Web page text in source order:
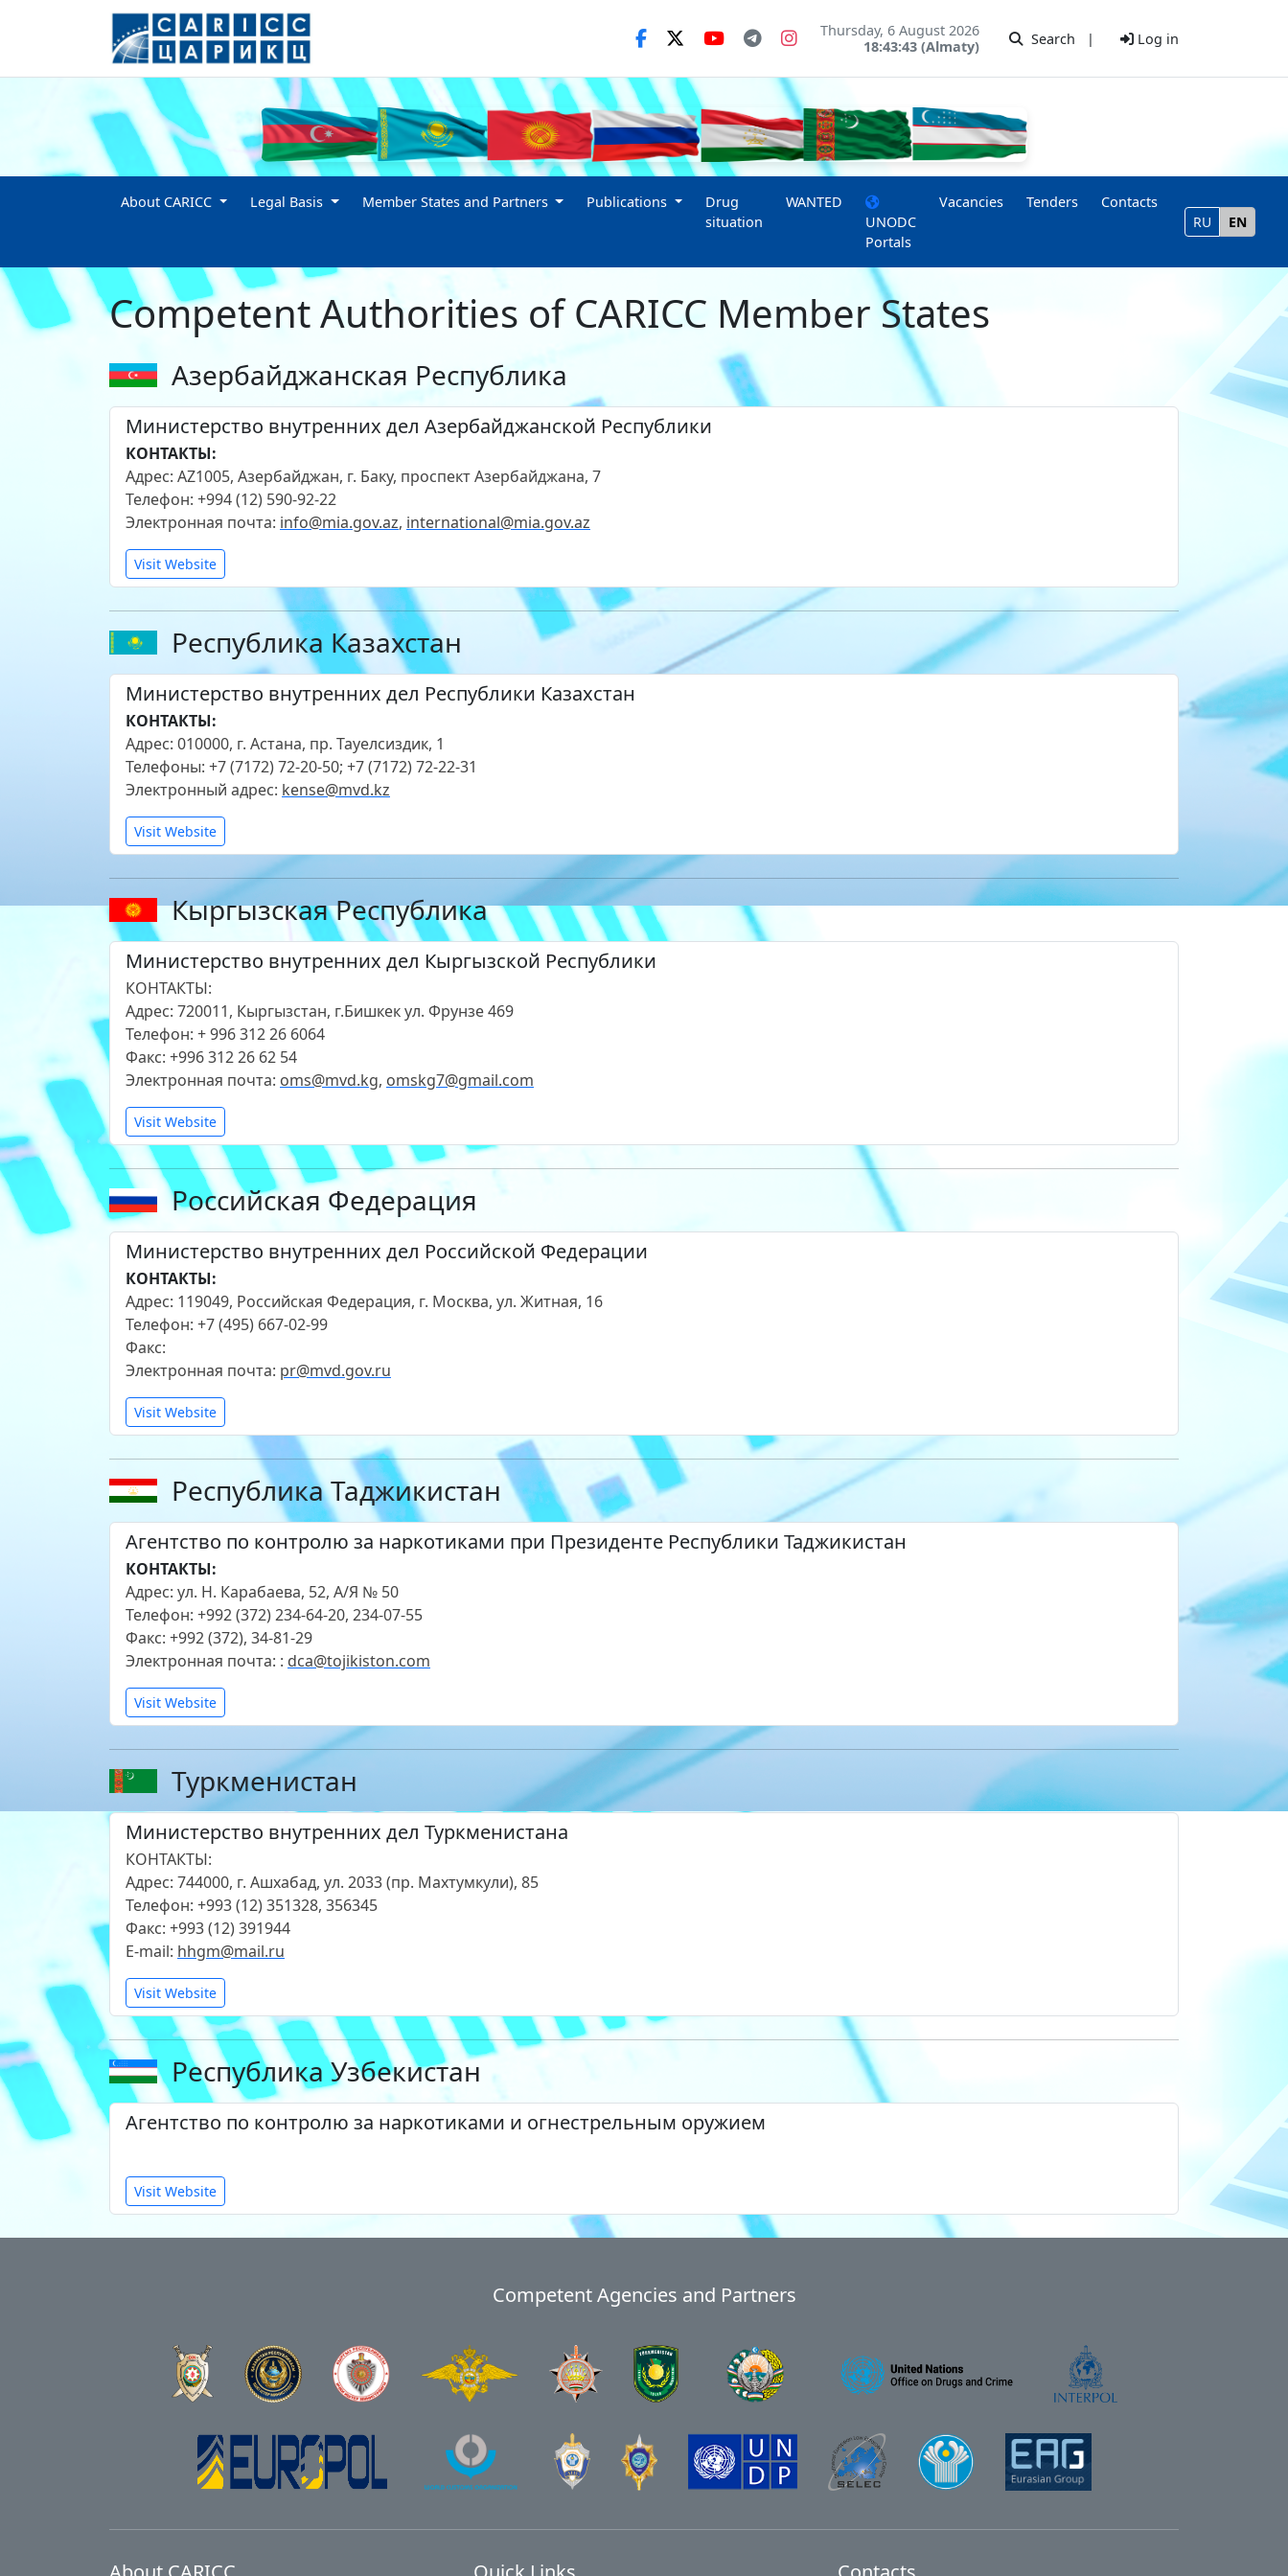
Thursday, 6 August 2026
18:43:43 (Almaty)
Search | Log in
About CARICC Legal Basis Member States and Partners Publications
Drug
situation
WANTED
UNODC
Portals
Vacancies Tenders
Contacts
RU
EN
Competent Authorities of CARICC Member States
Азербайджанская Республика
Министерство внутренних дел Азербайджанской Республики
КОНТАКТЫ:
Адрес: AZ1005, Азербайджан, г. Баку, проспект Азербайджана, 7
Телефон: +994 (12) 590-92-22
Электронная почта: info@mia.gov.az, international@mia.gov.az
Visit Website
Республика Казахстан
Министерство внутренних дел Республики Казахстан
КОНТАКТЫ:
Адрес: 010000, г. Астана, пр. Тауелсиздик, 1
Телефоны: +7 (7172) 72-20-50; +7 (7172) 72-22-31
Электронный адрес: kense@mvd.kz
Visit Website
Кыргызская Республика
Министерство внутренних дел Кыргызской Республики
КОНТАКТЫ:
Адрес: 720011, Кыргызстан, г.Бишкек ул. Фрунзе 469
Телефон: + 996 312 26 6064
Факс: +996 312 26 62 54
Электронная почта: oms@mvd.kg, omskg7@gmail.com
Visit Website
Российская Федерация
Министерство внутренних дел Российской Федерации
КОНТАКТЫ:
Адрес: 119049, Российская Федерация, г. Москва, ул. Житная, 16
Телефон: +7 (495) 667-02-99
Факс:
Электронная почта: pr@mvd.gov.ru
Visit Website
Республика Таджикистан
Агентство по контролю за наркотиками при Президенте Республики Таджикистан
КОНТАКТЫ:
Адрес: ул. Н. Карабаева, 52, А/Я № 50
Телефон: +992 (372) 234-64-20, 234-07-55
Факс: +992 (372), 34-81-29
Электронная почта: : dca@tojikiston.com
Visit Website
Туркменистан
Министерство внутренних дел Туркменистана
КОНТАКТЫ:
Адрес: 744000, г. Ашхабад, ул. 2033 (пр. Махтумкули), 85
Телефон: +993 (12) 351328, 356345
Факс: +993 (12) 391944
E-mail: hhgm@mail.ru
Visit Website
Республика Узбекистан
Агентство по контролю за наркотиками и огнестрельным оружием
Visit Website
Competent Agencies and Partners